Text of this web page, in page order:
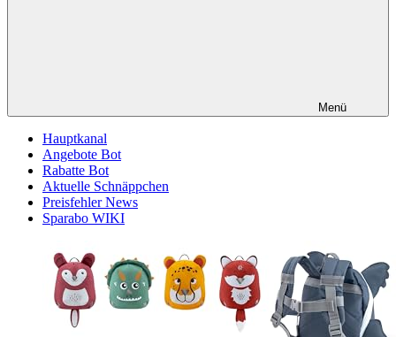
Menü
Hauptkanal
Angebote Bot
Rabatte Bot
Aktuelle Schnäppchen
Preisfehler News
Sparabo WIKI